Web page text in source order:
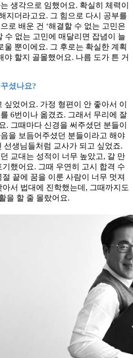
생각으로 임했어요. 확실히 체력이
지더라고요. 그 힘으로 다시 공부를
로 배운 건 ‘해결할 수 없는 고민은
수 없는 고민에 매달리면 잡념이 늘
울 뿐이에요. 그 후로는 확실한 계획
야 할지 골몰했어요. 나름 도가 튼 거
셨나요?
었어요. 가정 형편이 안 좋아서 이
6번이나 옮겼죠. 그래서 무리에 잘
. 그때마다 신경을 써주셨던 분들이
을 보듬어주셨던 분들이라고 해야
선생님들처럼 교사가 되고 싶었죠.
교대는 성적이 너무 높았고, 갈 만
했어요. 그때 우연히 고시 합격 수
끝에 꿈을 이룬 사람이 너무 멋져
서 법대에 진학했는데, 그때까지도
을 할 줄 몰랐어요.